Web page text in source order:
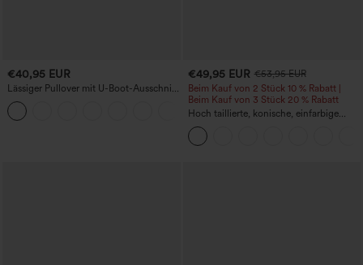
€40,95 EUR
Lässiger Pullover mit U-Boot-Ausschnitt
und Fledermausärmeln.
+1
€49,95 EUR €53,95 EUR
Beim Kauf von 2 Stück 10 % Rabatt |
Beim Kauf von 3 Stück 20 % Rabatt
Hoch taillierte, konische, einfarbige
Anzughose mit Seitentaschen